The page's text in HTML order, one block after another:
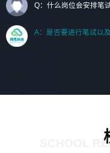
Q：什么岗位会安排笔试
A：是否要进行笔试以
SCHOOL